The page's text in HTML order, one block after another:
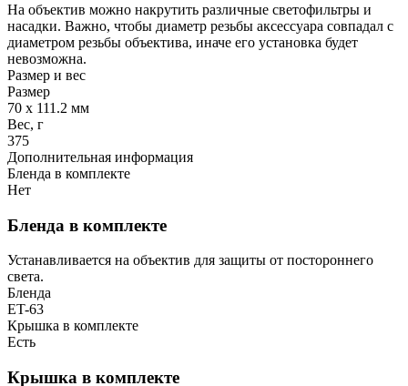
На объектив можно накрутить различные светофильтры и
насадки. Важно, чтобы диаметр резьбы аксессуара совпадал с
диаметром резьбы объектива, иначе его установка будет
невозможна.
Размер и вес
Размер
70 x 111.2 мм
Вес, г
375
Дополнительная информация
Бленда в комплекте
Нет
Бленда в комплекте
Устанавливается на объектив для защиты от постороннего
света.
Бленда
ET-63
Крышка в комплекте
Есть
Крышка в комплекте